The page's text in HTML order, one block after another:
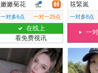
嫩嫩菊花
一对多6点 一对一25点
在线上
看免费视讯
筱緊嵐
一对多8点
一